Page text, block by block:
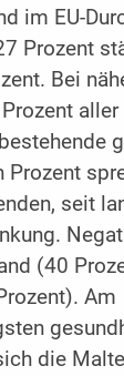
im EU-
Prozent
Bei
aller
Prozent
seit
(40
Am
die